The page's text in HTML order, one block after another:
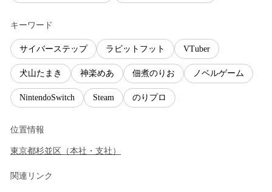
キーワード
サイバーステップ ラビットフット VTuber
犬山たまき 神楽めあ 佃煮のりお ノベルゲーム
NintendoSwitch Steam のりプロ
位置情報
東京都杉並区 （本社・支社 ）
関連リンク